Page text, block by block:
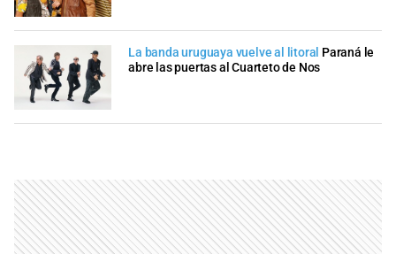
La banda uruguaya vuelve al litoral Paraná le
abre las puertas al Cuarteto de Nos